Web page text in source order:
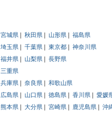
宮城県 秋田県 山形県
福島県
埼玉県 千葉県 東京都
神奈川県
福井県 山梨県
長野県
三重県
兵庫県 奈良県
和歌山県
広島県 山口県 徳島県 香川県 愛媛
熊本県 大分県 宮崎県 鹿児島県
沖